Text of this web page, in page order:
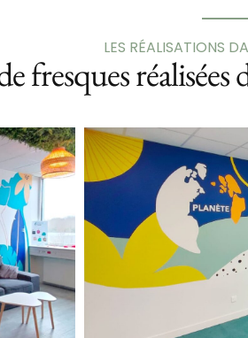
LES RÉALISATIONS
fresques